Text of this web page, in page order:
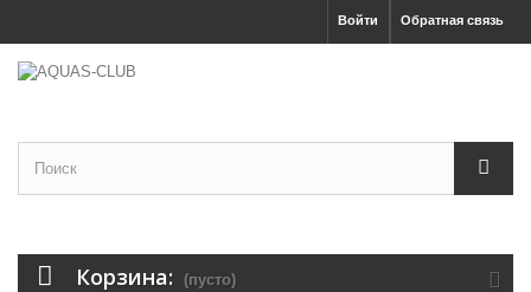
Обратная связь
Войти
Корзина: (пусто)